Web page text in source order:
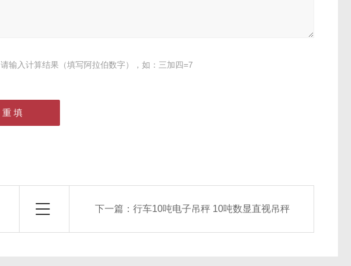
请输入计算结果（填写阿拉伯数字），如：三加四=7
下一篇： 行车10吨电子吊秤 10吨数显直视吊秤